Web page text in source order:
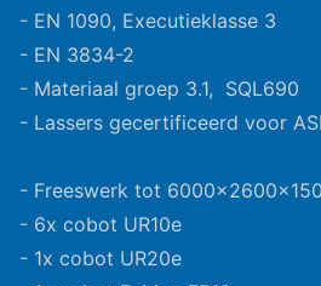
- EN 1090, Executieklasse 3
- EN 3834-2
- Materiaal groep 3.1, SQL690
- Lassers gecertificeerd voor
- Freeswerk tot
- 6x cobot UR10e
- 1x cobot UR20e